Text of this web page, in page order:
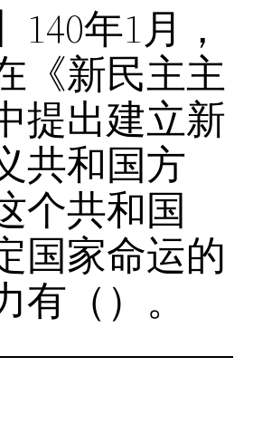
140年1月，
《新民主主
提出建立新
共和国方
个共和国
国家命运的
有（）。